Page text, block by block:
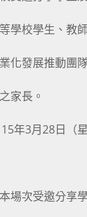
學校學生、教
化發展推動團
家長。
年3月28日（
場次受邀分享